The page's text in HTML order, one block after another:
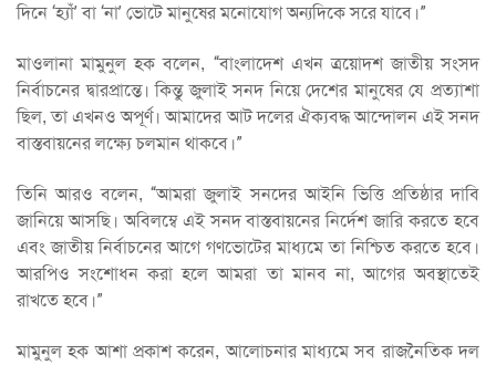
দিনে ‘হ্যাঁ’ বা ‘না’ ভোটে মানুষের মনোযোগ অন্যদিকে সরে যাবে।”
মাওলানা মামুনুল হক বলেন, “বাংলাদেশ এখন ত্রয়োদশ জাতীয় সংসদ
নির্বাচনের দ্বারপ্রান্তে। কিন্তু জুলাই সনদ নিয়ে দেশের মানুষের যে প্রত্যাশা
ছিল, তা এখনও অপূর্ণ। আমাদের আট দলের ঐক্যবদ্ধ আন্দোলন এই সনদ
বাস্তবায়নের লক্ষ্যে চলমান থাকবে।”
তিনি আরও বলেন, “আমরা জুলাই সনদের আইনি ভিত্তি প্রতিষ্ঠার দাবি
জানিয়ে আসছি। অবিলম্বে এই সনদ বাস্তবায়নের নির্দেশ জারি করতে হবে
এবং জাতীয় নির্বাচনের আগে গণভোটের মাধ্যমে তা নিশ্চিত করতে হবে।
আরপিও সংশোধন করা হলে আমরা তা মানব না, আগের অবস্থাতেই
রাখতে হবে।”
মামুনুল হক আশা প্রকাশ করেন, আলোচনার মাধ্যমে সব রাজনৈতিক দল